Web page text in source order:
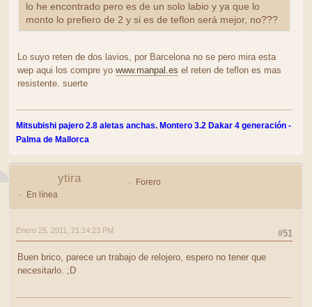
lo he encontrado pero es de un solo labio y ya que lo
monto lo prefiero de 2 y si es de teflon será mejor, no???
Lo suyo reten de dos lavios, por Barcelona no se pero mira esta
wep aqui los compre yo www.manpal.es el reten de teflon es mas
resistente. suerte
Mitsubishi pajero 2.8 aletas anchas. Montero 3.2 Dakar 4 generación -
Palma de Mallorca
ytira
Forero
En línea
#51
Enero 25, 2011, 21:14:23 PM
Buen brico, parece un trabajo de relojero, espero no tener que
necesitarlo. ;D